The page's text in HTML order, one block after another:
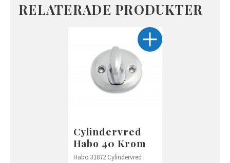
RELATERADE PRODUKTER
Cylindervred
Habo 40 Krom
Habo 31872 Cylindervred